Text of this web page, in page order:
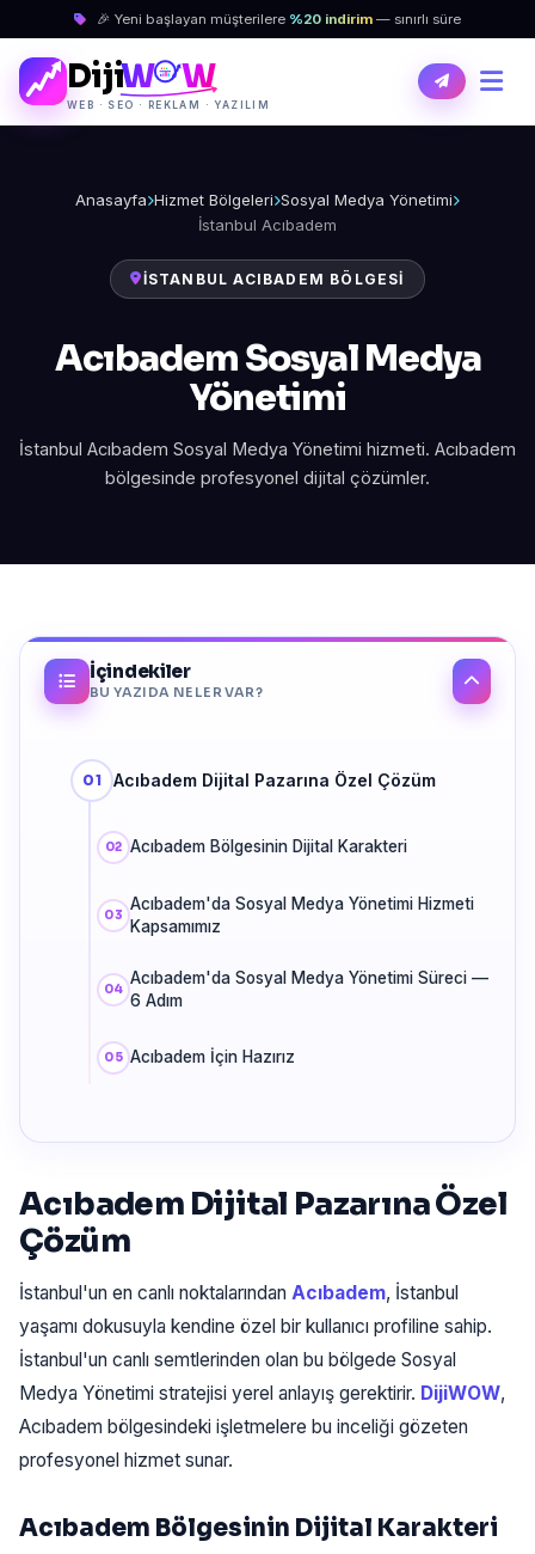
🎉 Yeni başlayan müşterilere %20 indirim — sınırlı süre
DijiW W
WEB · SEO · REKLAM · YAZILIM
Anasayfa Hizmet Bölgeleri Sosyal Medya Yönetimi
İstanbul Acıbadem
İSTANBUL ACIBADEM BÖLGESI
Acıbadem Sosyal Medya
Yönetimi
İstanbul Acıbadem Sosyal Medya Yönetimi hizmeti. Acıbadem
bölgesinde profesyonel dijital çözümler.
İçindekiler
BU YAZIDA NELER VAR?
Acıbadem Dijital Pazarına Özel Çözüm
Acıbadem Bölgesinin Dijital Karakteri
Acıbadem'da Sosyal Medya Yönetimi Hizmeti
Kapsamımız
Acıbadem'da Sosyal Medya Yönetimi Süreci —
6 Adım
Acıbadem İçin Hazırız
Acıbadem Dijital Pazarına Özel
Çözüm
İstanbul'un en canlı noktalarından Acıbadem, İstanbul
yaşamı dokusuyla kendine özel bir kullanıcı profiline sahip.
İstanbul'un canlı semtlerinden olan bu bölgede Sosyal
Medya Yönetimi stratejisi yerel anlayış gerektirir. DijiWOW,
Acıbadem bölgesindeki işletmelere bu inceliği gözeten
profesyonel hizmet sunar.
Acıbadem Bölgesinin Dijital Karakteri